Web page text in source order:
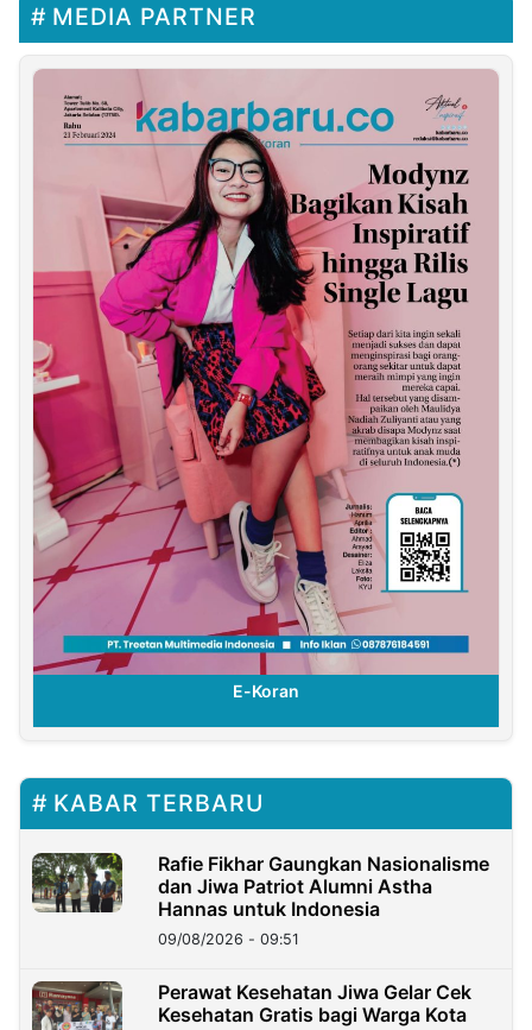
MEDIA PARTNER
E-Koran
KABAR TERBARU
Rafie Fikhar Gaungkan Nasionalisme
dan Jiwa Patriot Alumni Astha
Hannas untuk Indonesia
09/08/2026 - 09:51
Perawat Kesehatan Jiwa Gelar Cek
Kesehatan Gratis bagi Warga Kota